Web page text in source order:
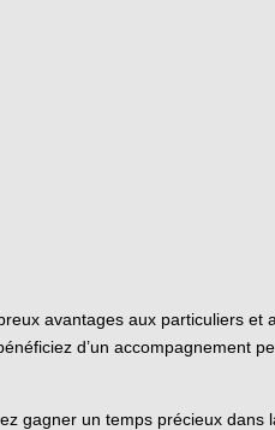
avantages aux particuliers et
d’un accompagnement
gagner un temps précieux dans